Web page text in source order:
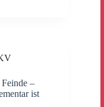
–
ist